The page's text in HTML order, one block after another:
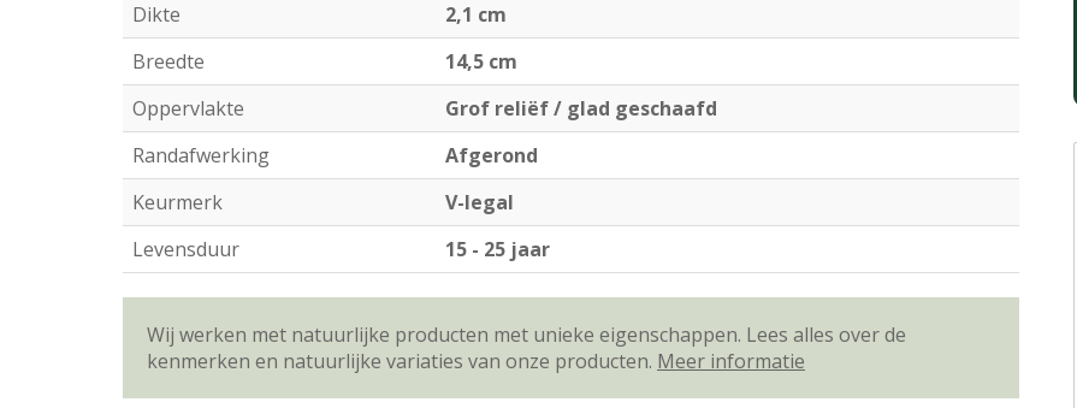
Dikte
2,1 cm
Breedte
14,5 cm
Oppervlakte
Grof reliëf / glad geschaafd
Randafwerking
Afgerond
Keurmerk
V-legal
Levensduur
15 - 25 jaar
Wij werken met natuurlijke producten met unieke eigenschappen. Lees alles over de
kenmerken en natuurlijke variaties van onze producten. Meer informatie